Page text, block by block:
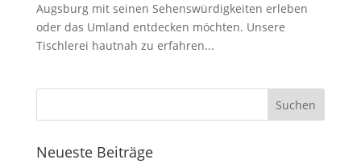
Augsburg mit seinen Sehenswürdigkeiten erleben
oder das Umland entdecken möchten. Unsere
Tischlerei hautnah zu erfahren...
Neueste Beiträge